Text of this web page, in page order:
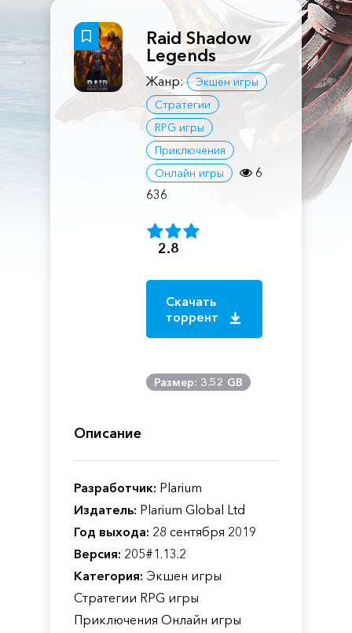
Raid Shadow
Legends
Жанр:
Экшен игры
Стратегии
RPG игры
Приключения
Онлайн игры
6
636
2.8
Скачать
торрент
Размер: 3.52 GB
Описание
Разработчик: Plarium
Издатель: Plarium Global Ltd
Год выхода: 28 сентября 2019
Версия: 205#1.13.2
Категория: Экшен игры
Стратегии RPG игры
Приключения Онлайн игры